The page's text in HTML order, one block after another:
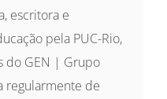
escritora e
pela PUC-Rio,
do GEN | Grupo
regularmente de